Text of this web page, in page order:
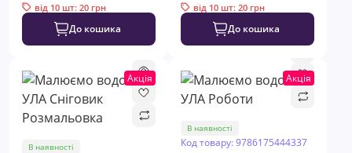
від 10 шт: 20 грн
До кошика
від 10 шт: 20 грн
До кошика
Акція
В наявності
Акція
В наявності
Код товару: 9786175444337